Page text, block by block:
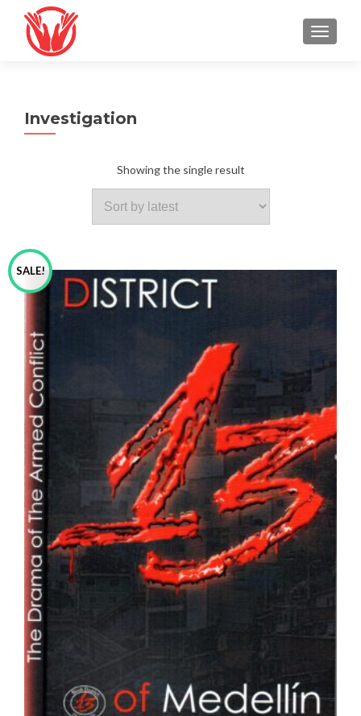
Investigation
Showing the single result
SALE!